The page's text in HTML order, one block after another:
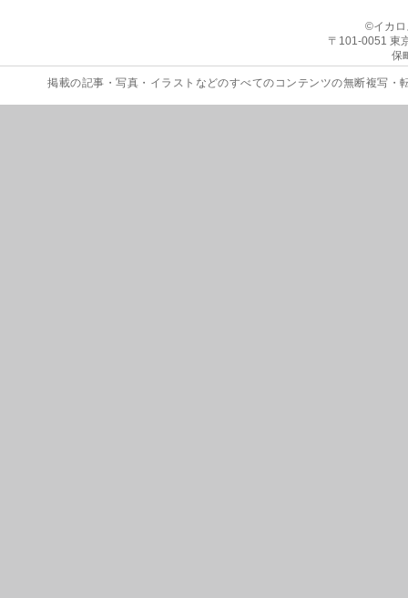
©イカ
〒101-0051 東
保
掲載の記事・写真・イラストなどのすべてのコンテンツの無断複